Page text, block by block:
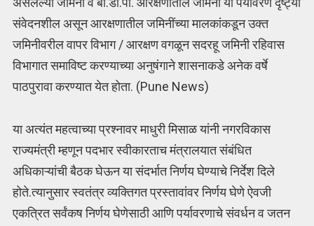
संवेदनशील असून आरक्षणातील जमिनींच्या मालकांकडून उक्त
जमिनीवरील वापर विभाग / आरक्षण वगळून सदरहू जमिनी रहिवास
विभागात समाविष्ट करण्याच्या अनुषंगाने शासनाकडे अनेक वर्षे
पाठपुरावा करण्यात येत होता. (Pune News)
या अत्यंत महत्वाच्या प्रश्नावर माधुरी मिसाळ यांनी नगरविकास
राज्यमंत्री म्हणून पदभार स्वीकारताच मंत्रालयात संबंधित
अधिकाऱ्यांची बैठक घेऊन या संदर्भात निर्णय घेण्याचे निर्देश दिले
होते.त्यानुसार स्वतंत्र व्यक्तिगत प्रस्तावांवर निर्णय घेणे ऐवजी
एकत्रित सर्वंकष निर्णय घेणेसाठी आणि पर्यावरणाचे संवर्धन व जतन